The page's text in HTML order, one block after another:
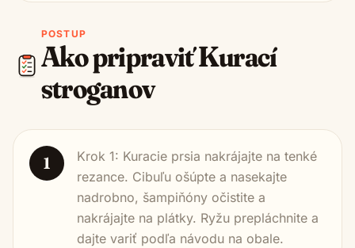
POSTUP
Ako pripraviťKurací
stroganov
1
Krok 1: Kuracie prsia nakrájajte na tenké
rezance. Cibuľu ošúpte a nasekajte
nadrobno, šampiňóny očistite a
nakrájajte na plátky. Ryžu prepláchnite a
dajte variť podľa návodu na obale.